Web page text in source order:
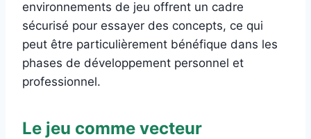
environnements de jeu offrent un cadre
sécurisé pour essayer des concepts, ce qui
peut être particulièrement bénéfique dans les
phases de développement personnel et
professionnel.
Le jeu comme vecteur